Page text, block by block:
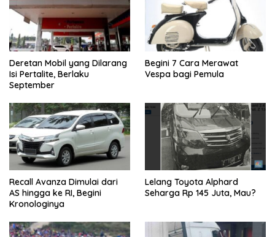
Deretan Mobil yang Dilarang
Isi Pertalite, Berlaku
September
Begini 7 Cara Merawat
Vespa bagi Pemula
Recall Avanza Dimulai dari
AS hingga ke RI, Begini
Kronologinya
Lelang Toyota Alphard
Seharga Rp 145 Juta, Mau?